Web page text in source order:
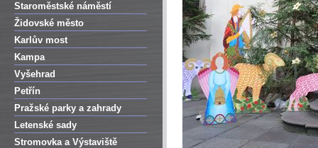
Staroměstské náměstí
Židovské město
Karlův most
Kampa
Vyšehrad
Petřín
Pražské parky a zahrady
Letenské sady
Stromovka a Výstaviště